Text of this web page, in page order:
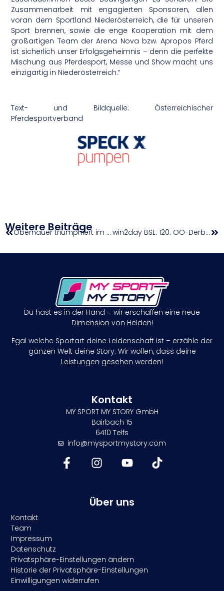
Zusammenarbeit mit engagierten Sponsoren, allen
voran dem Sportland Niederösterreich, die für unseren
Sport brennen, sowie die enge Kooperation mit dem
großartigen Team der Arena Nova bzw. Apropos Pferd
ist sicherlich unser Erfolgsgeheimnis – denn die perfekte
Mischung aus Pferdesport, Messe und Show macht uns
einzigartig in Niederösterreich.“
Text- und Bildquelle: Österreichischer
Pferdesportverband
Weitere Beiträge Obernauer triumphiert im Großen Preis von Ranshofen win2day BSL: 120. OÖ-Derby geht in die Verlängerung – und dort an die Flyers
Du hast es in der Hand – wir erschaffen eine neue
Dimension von Helden!
Egal welche Sportart deine Leidenschaft ist – erzähle der
ganzen Welt deine Story. Wir wollen, dass deine
Leistungen gesehen werden!
Kontakt
MY SPORT MY STORY GmbH
Bairbach 15
6410 Telfs
info@mysportmystory.com
Über uns
Kontakt
Team
Impressum
Datenschutz
Privatsphäre-Einstellungen ändern
Historie der Privatsphäre-Einstellungen
Einwilligungen widerrufen